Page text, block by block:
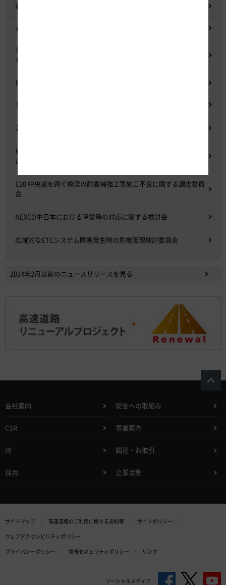
記者会見
都市間高速道路料金割引検討会
鋼少数主桁橋の床版下面吹付コンクリートはく離・落下事象調査
検討委員会
東名高速道路宇利トンネル照明灯具落下事象調査検討会
NEXCO中日本グループの経営上の課題と取組み
入札に係る不正行為に関する調査及び再発防止のための委員会
東名高速道路 中吉田高架橋 塗装塗替え工事による火災事故再発防
止委員会
E20 中央道を跨ぐ橋梁の耐震補強工事施工不良に関する調査委員
会
NEXCO中日本における降雪時の対応に関する検討会
広域的なETCシステム障害発生時の危機管理検討委員会
2014年2月以前のニュースリリースを見る
会社案内 安全への取組み
CSR 事業案内
IR 調達・お取引
採用 企業活動
サイトマップ 高速道路のご利用に関する規約等
サイトポリシー
ウェブアクセシビリティポリシー
プライバシーポリシー
情報セキュリティポリシー リンク
ソーシャルメディア